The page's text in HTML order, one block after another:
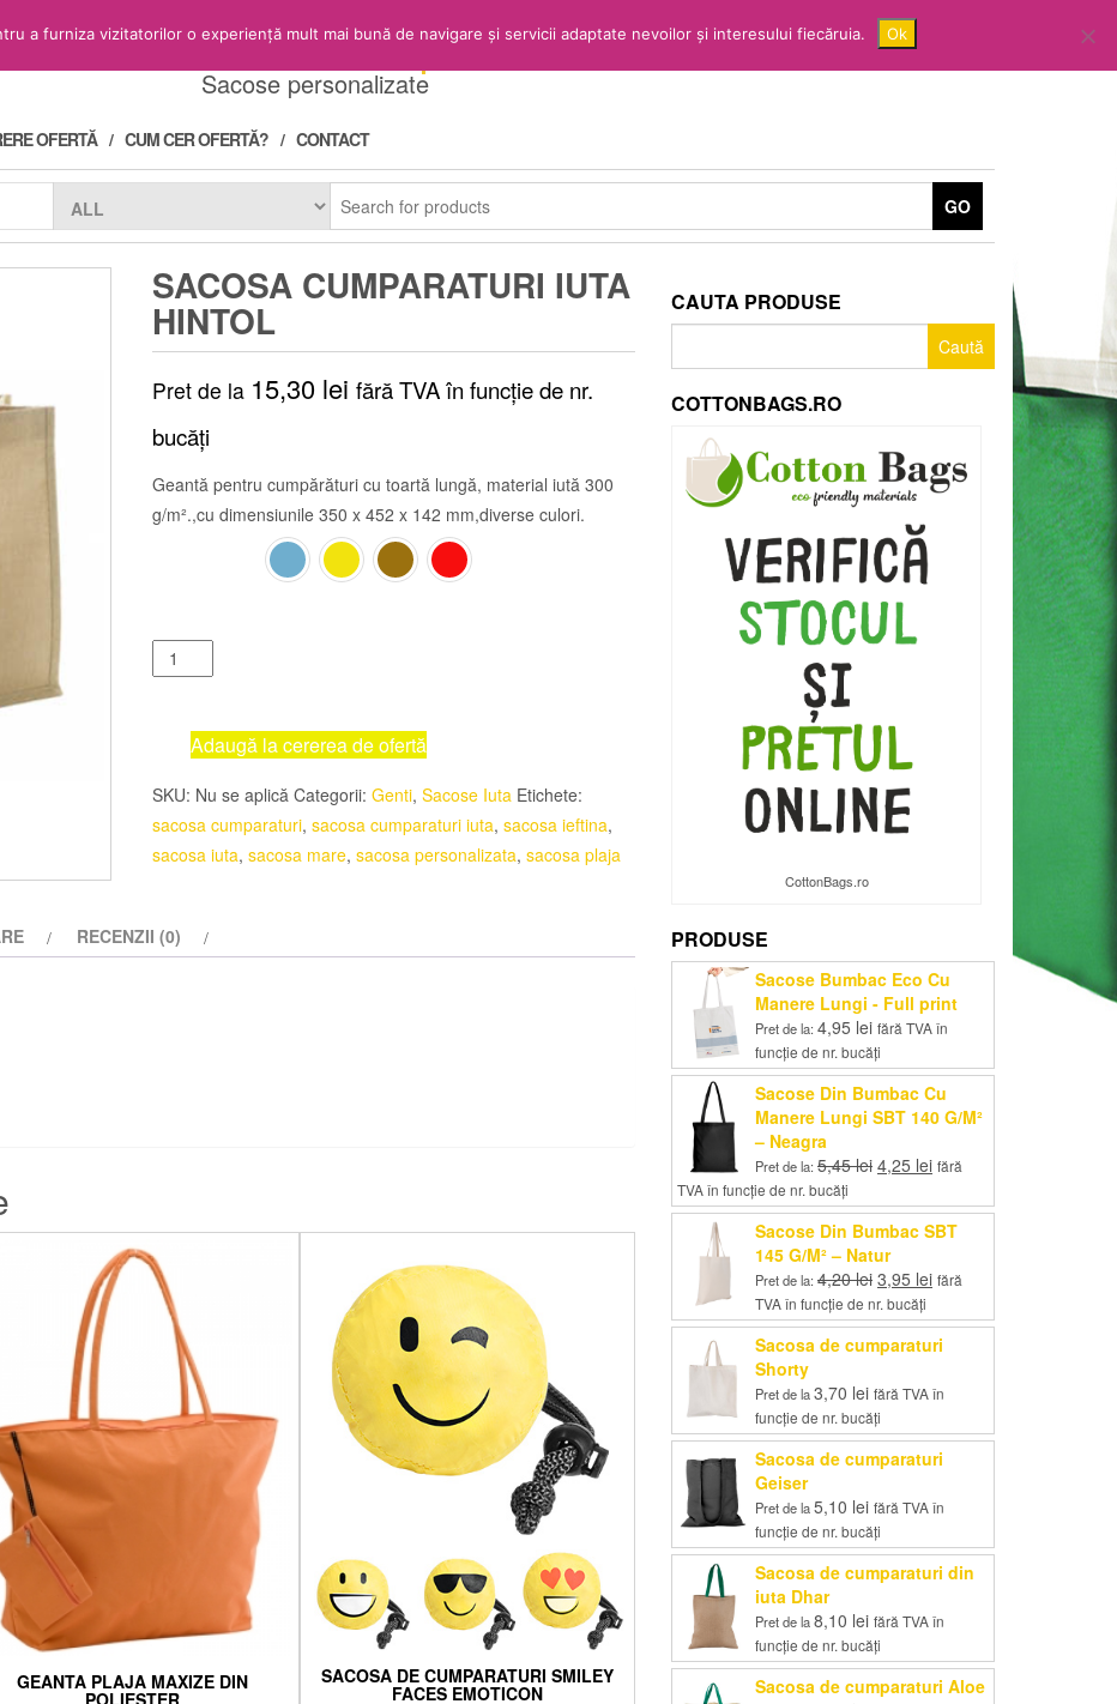
Sacose.Shop
Sacose personalizate
OFERTĂ CUM CER OFERTĂ? CONTACT
GO
SACOSA CUMPARATURI IUTA
HINTOL
Pret de la 15,30 lei fără TVA în funcție de nr.
bucăți
Geantă pentru cumpărături cu toartă lungă, material iută 300
g/m².,cu dimensiunile 350 x 452 x 142 mm,diverse culori.
Cantitate
Sacosa
Adaugă la cererea de ofertă
SKU: Nu se aplică Categorii: Genti, Sacose Iuta Etichete:
sacosa cumparaturi, sacosa cumparaturi iuta, sacosa ieftina,
sacosa iuta, sacosa mare, sacosa personalizata, sacosa plaja
RECENZII (0)
GEANTA PLAJA MAXIZE DIN
POLIESTER
SACOSA DE CUMPARATURI SMILEY
FACES EMOTICON
CAUTA PRODUSE
COTTONBAGS.RO
CottonBags.ro
PRODUSE
Sacose Bumbac Eco Cu
Manere Lungi - Full print
Pret de la: 4,95 lei fără TVA în
funcție de nr. bucăți
Sacose Din Bumbac Cu
Manere Lungi SBT 140 G/M²
– Neagra
Pret de la: 5,45lei Prețul
a
fost:
5,45 lei.
4,25 leiPrețul
este:
4,25 lei.
fără
TVA în funcție de nr. bucăți
Sacose Din Bumbac SBT
145 G/M² – Natur
Pret de la: 4,20lei Prețul
inițial
a
fost:
3,95 leiPrețul
este:
3,95 lei.
fără
TVA în funcție de nr. bucăți
Sacosa de cumparaturi
Shorty
Pret de la3,70 lei fără TVA în
funcție de nr. bucăți
Sacosa de cumparaturi
Geiser
Pret de la5,10 lei fără TVA în
funcție de nr. bucăți
Sacosa de cumparaturi din
iuta Dhar
Pret de la8,10 lei fără TVA în
funcție de nr. bucăți
Sacosa de cumparaturi Aloe
a furniza vizitatorilor o experiență mult mai bună de navigare și servicii adaptate nevoilor și interesului fiecăruia. Ok